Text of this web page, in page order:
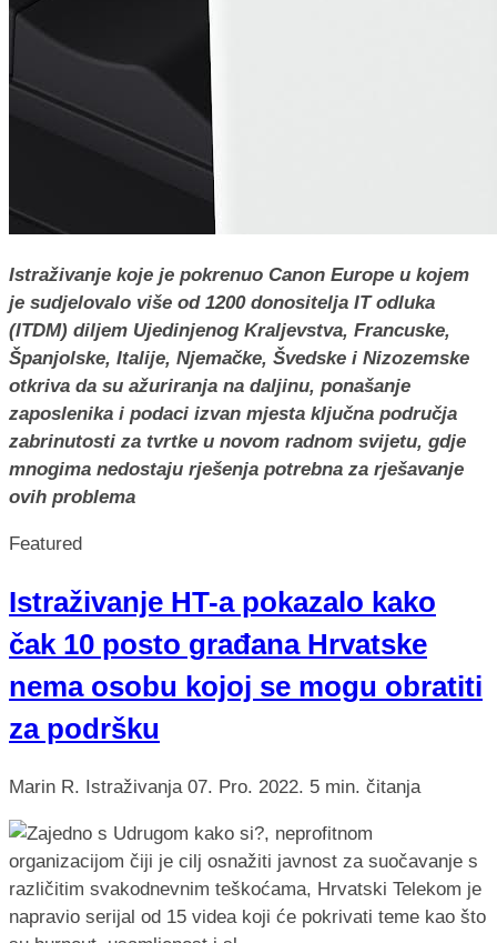
Istraživanje koje je pokrenuo Canon Europe u kojem
je sudjelovalo više od 1200 donositelja IT odluka
(ITDM) diljem Ujedinjenog Kraljevstva, Francuske,
Španjolske, Italije, Njemačke, Švedske i Nizozemske
otkriva da su ažuriranja na daljinu, ponašanje
zaposlenika i podaci izvan mjesta ključna područja
zabrinutosti za tvrtke u novom radnom svijetu, gdje
mnogima nedostaju rješenja potrebna za rješavanje
ovih problema
Featured
Istraživanje HT-a pokazalo kako
čak 10 posto građana Hrvatske
nema osobu kojoj se mogu obratiti
za podršku
Marin R. Istraživanja 07. Pro. 2022. 5 min. čitanja